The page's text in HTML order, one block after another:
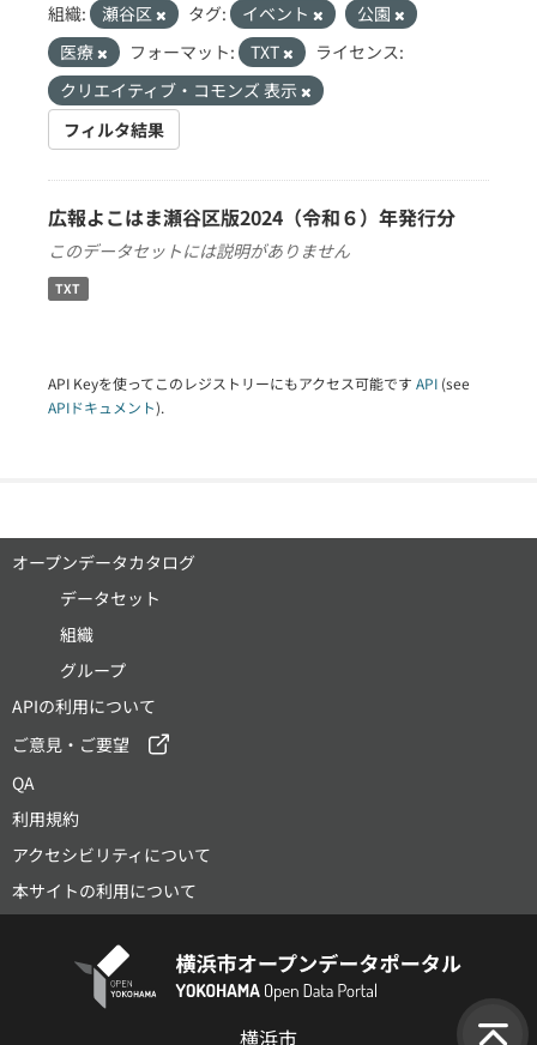
組織: 瀬谷区 タグ: イベント
公園
医療
フォーマット: TXT
ライセンス:
クリエイティブ・コモンズ 表示
フィルタ結果
広報よこはま瀬谷区版2024（令和６）年発行分
このデータセットには説明がありません
TXT
API Keyを使ってこのレジストリーにもアクセス可能です API (see
APIドキュメント).
オープンデータカタログ
データセット
組織
グループ
APIの利用について
ご意見・ご要望
QA
利用規約
アクセシビリティについて
本サイトの利用について
横浜市